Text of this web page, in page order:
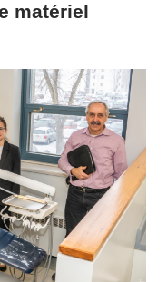
matériel